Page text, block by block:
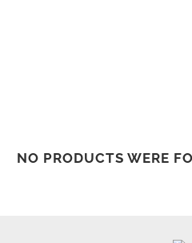
NO PRODUCTS WERE